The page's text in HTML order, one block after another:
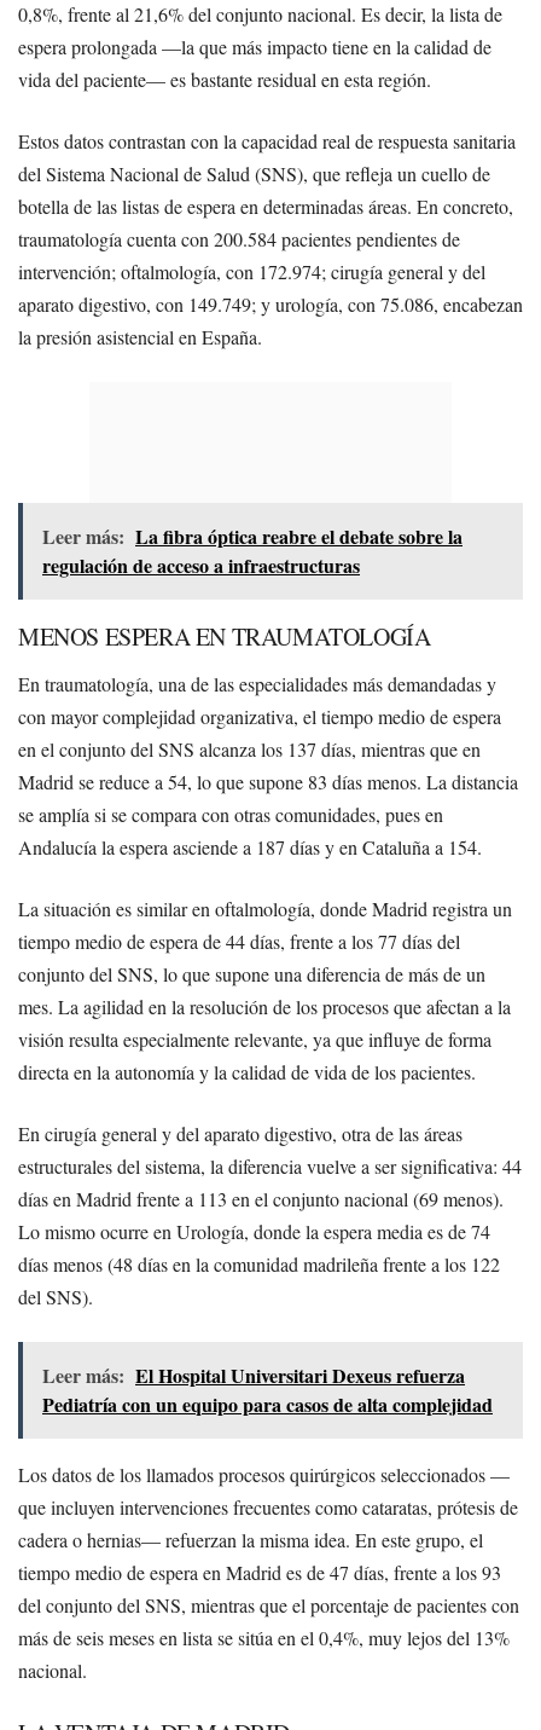
0,8%, frente al 21,6% del conjunto nacional. Es decir, la lista de
espera prolongada —la que más impacto tiene en la calidad de
vida del paciente— es bastante residual en esta región.
Estos datos contrastan con la capacidad real de respuesta sanitaria
del Sistema Nacional de Salud (SNS), que refleja un cuello de
botella de las listas de espera en determinadas áreas. En concreto,
traumatología cuenta con 200.584 pacientes pendientes de
intervención; oftalmología, con 172.974; cirugía general y del
aparato digestivo, con 149.749; y urología, con 75.086, encabezan
la presión asistencial en España.
Leer más: La fibra óptica reabre el debate sobre la
regulación de acceso a infraestructuras
MENOS ESPERA EN TRAUMATOLOGÍA
En traumatología, una de las especialidades más demandadas y
con mayor complejidad organizativa, el tiempo medio de espera
en el conjunto del SNS alcanza los 137 días, mientras que en
Madrid se reduce a 54, lo que supone 83 días menos. La distancia
se amplía si se compara con otras comunidades, pues en
Andalucía la espera asciende a 187 días y en Cataluña a 154.
La situación es similar en oftalmología, donde Madrid registra un
tiempo medio de espera de 44 días, frente a los 77 días del
conjunto del SNS, lo que supone una diferencia de más de un
mes. La agilidad en la resolución de los procesos que afectan a la
visión resulta especialmente relevante, ya que influye de forma
directa en la autonomía y la calidad de vida de los pacientes.
En cirugía general y del aparato digestivo, otra de las áreas
estructurales del sistema, la diferencia vuelve a ser significativa: 44
días en Madrid frente a 113 en el conjunto nacional (69 menos).
Lo mismo ocurre en Urología, donde la espera media es de 74
días menos (48 días en la comunidad madrileña frente a los 122
del SNS).
Leer más: El Hospital Universitari Dexeus refuerza
Pediatría con un equipo para casos de alta complejidad
Los datos de los llamados procesos quirúrgicos seleccionados —
que incluyen intervenciones frecuentes como cataratas, prótesis de
cadera o hernias— refuerzan la misma idea. En este grupo, el
tiempo medio de espera en Madrid es de 47 días, frente a los 93
del conjunto del SNS, mientras que el porcentaje de pacientes con
más de seis meses en lista se sitúa en el 0,4%, muy lejos del 13%
nacional.